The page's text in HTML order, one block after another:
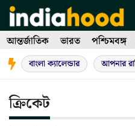
Skip
to
content
আন্তর্জাতিক ভারত পশ্চিমবঙ্গ
বাংলা ক্যালেন্ডার আপনার
ক্রিকেট